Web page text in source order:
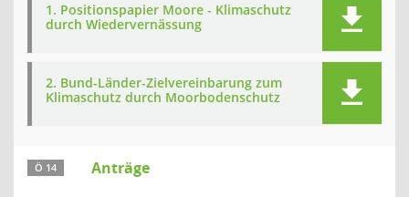
1. Positionspapier Moore - Klimaschutz
durch Wiedervernässung
2. Bund-Länder-Zielvereinbarung zum
Klimaschutz durch Moorbodenschutz
Ö 14 Anträge